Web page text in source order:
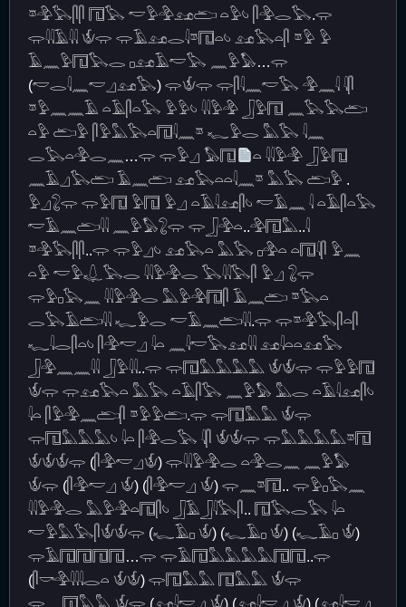
𓎼𓅲𓅂𓋴𓋴 𓉔𓅂 𓎢𓅱𓅲𓃭𓂧 𓏏𓅱𓄼 𓋴𓅲𓂋𓅂.𓂌
𓂌𓇌𓄿𓇌 𓄎𓂌 𓂌𓄿𓃭𓂋𓇋𓎼𓉔𓏏𓄼 𓃭𓅂𓏏𓋴 𓎼𓅱 𓅱
𓄿𓈖𓅱𓉔𓅂𓂋 𓊪𓃭𓄿𓎢𓅂 𓈖𓅱𓅃…𓂌
(𓎢𓂋𓇋𓈖𓎢𓈎𓃭𓅂) 𓂌𓄎𓂌 𓂌𓋴𓇋𓈖𓎢𓅂 𓅲𓈖𓇋 𓇋𓋴
𓎼𓅱𓈖𓈖𓄿 𓏏𓄿𓋴𓏏𓅂 𓅱𓅱𓄼 𓇌𓅱𓅲 𓃀𓅱𓉔 𓈖𓅂𓅂𓂧
𓏏𓅱 𓂧𓅱 𓋴𓅱𓅓𓅂𓏏𓉔𓇋𓈖𓎼 𓆑𓅱𓂋 𓅓𓅂 𓇋𓈖
𓂋𓅂𓏏𓅲𓂋𓈖…𓂌 𓂌𓅱𓈎 𓅃𓉔
𓏏 𓇌𓅱𓅲 𓃀𓅱𓉔
𓈖𓄿𓈎𓅂𓂧 𓄿𓈖𓂧 𓃭𓅂𓏏𓏏𓇋𓈖𓎼 𓅓𓅂 𓂧𓅱 .
𓅱𓈎𓃇𓂌 𓂌𓅱𓉔 𓅱𓉔 𓅱𓈎 𓏏𓄿𓇋𓃭𓋴𓄼 𓎢𓄿𓈖 𓇋 𓏏𓄿𓋴𓏏𓅂
𓎢𓄿𓈖𓂧𓇌 𓈖𓅱𓅃𓃇𓂌 𓂌𓃀𓅲𓏏..𓅲𓉔𓅓..𓇋
𓎼𓅲𓅂𓋴𓋴..𓂌 𓂌𓅱𓈎𓄼 𓃭𓅂𓏏 𓅓𓅂 𓊪𓅲𓏏 𓏏𓉔𓇋𓋴 𓅱𓈖
𓏏𓅱 𓎢𓅱𓆯𓅂𓂋 𓇌𓅱𓅲𓂋 𓅂𓇌𓅂𓋴 𓅱𓈎 𓃇𓂌
𓂌𓅱𓊪𓅂𓈖 𓇌𓅱𓅲𓂋 𓅓𓅱𓅲𓉔𓋴 𓄿𓈖𓂧 𓎼𓅂𓏏
𓂋𓅂𓄿𓂧𓇌 𓆑𓅱𓂋 𓎢𓄿𓈖𓂧𓇌.𓂌 𓂌𓎼𓅲𓅂𓋴𓏏𓋴
𓆑𓇋𓂋𓋴𓏏𓄼 𓋴𓅲𓎢𓈎 𓇋𓏏 𓈖𓇋𓎢𓅂𓃭𓇌 𓃭𓇋𓏏𓏏𓃭𓅂
𓃀𓅲𓈖𓈖𓇌 𓃀𓅱𓇌..𓂌 𓂌𓉔𓅓𓅓𓅓𓅓 𓄎𓄎𓂌 𓂌𓅱𓅱𓉔
𓄎𓂌 𓂌𓃭𓅂𓏏 𓅓𓅂 𓏏𓄿𓋴𓅂 𓈖𓅱𓅃 𓅓𓂋 𓏏𓄿𓇋𓃭𓋴𓄼
𓇋𓏏 𓋴𓅱𓅲𓈖𓂧𓋴 𓎼𓅱𓅱𓂧.𓂌 𓂌𓉔𓅓𓅓 𓄎𓂌
𓂌𓉔𓅓𓅓𓅓𓄼 𓇋𓏏 𓋴𓅲𓂋𓅂 𓇋𓋴 𓄎𓄎𓂌 𓂌𓅓𓅓𓅓𓅓𓎼𓉔
𓄎𓄎𓄎𓂌 (𓋴𓅲𓎢𓈎𓄎) 𓂌𓇌𓅱𓅲𓂋 𓏏𓅲𓂋𓈖 𓈖𓅱𓅃
𓄎𓂌 (𓋴𓅲𓎢𓈎 𓄎) (𓋴𓅲𓎢𓈎 𓄎) 𓂌𓈖𓎼𓉔.. 𓂌𓅱𓊪𓅂𓈖
𓇌𓅱𓅲𓂋 𓅓𓅱𓅲𓏏𓉔𓋴𓄼 𓃀𓄿𓃀𓇋𓅂𓋴.. 𓉔𓅂𓂋𓅂 𓇋𓏏
𓎢𓅱𓅓𓅂𓋴𓄎𓄎𓂌 (𓆑𓄿𓊪 𓄎) (𓆑𓄿𓊪 𓄎) (𓆑𓄿𓊪 𓄎)
𓂌𓄿𓉔𓉔𓉔𓉔…𓂌 𓂌𓄿𓉔𓅓𓅓𓅓𓅓𓉔𓉔..𓂌
(𓋴𓎡𓅲𓇋𓇋𓇋𓂋𓏏 𓄎𓄎) 𓂌𓉔𓅓𓅓 𓉔𓅓𓅓 𓄎𓂌
𓂌𓈖𓉔𓅓𓅓 𓄎𓂌 (𓃭𓇋𓎢𓈎 𓄎) (𓃭𓇋𓎢𓈎 𓄎) (𓃭𓇋𓎢𓈎